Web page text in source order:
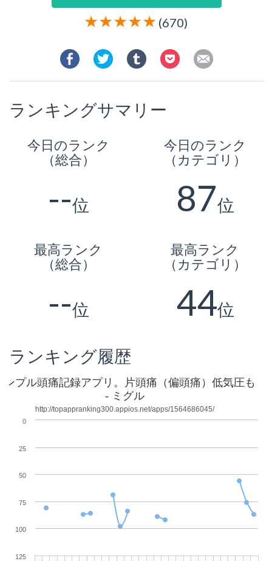
(670)
ランキングサマリー
今日のランク
（総合）
--位
今日のランク
（カテゴリ）
87位
最高ランク
（総合）
--位
最高ランク
（カテゴリ）
44位
ランキング履歴
ンプル頭痛記録アプリ。片頭痛（偏頭痛）低気圧も
- ミグル
http://topappranking300.appios.net/apps/1564686045/
0
100
25
50
75
125